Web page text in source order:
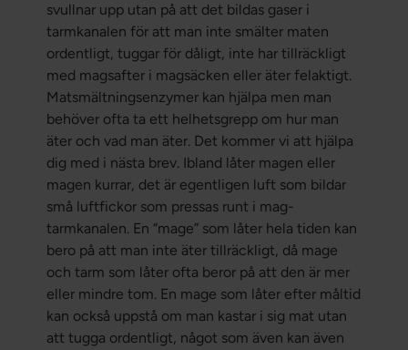
svullnar upp utan på att det bildas gaser i
tarmkanalen för att man inte smälter maten
ordentligt, tuggar för dåligt, inte har tillräckligt
med magsafter i magsäcken eller äter felaktigt.
Matsmältningsenzymer kan hjälpa men man
behöver ofta ta ett helhetsgrepp om hur man
äter och vad man äter. Det kommer vi att hjälpa
dig med i nästa brev. Ibland låter magen eller
magen kurrar, det är egentligen luft som bildar
små luftfickor som pressas runt i mag-
tarmkanalen. En “mage” som låter hela tiden kan
bero på att man inte äter tillräckligt, då mage
och tarm som låter ofta beror på att den är mer
eller mindre tom. En mage som låter efter måltid
kan också uppstå om man kastar i sig mat utan
att tugga ordentligt, något som även kan även